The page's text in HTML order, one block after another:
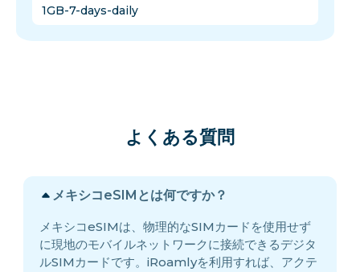
1GB-7-days-daily
よくある質問
メキシコeSIMとは何ですか？
メキシコeSIMは、物理的なSIMカードを使用せず
に現地のモバイルネットワークに接続できるデジタ
ルSIMカードです。iRoamlyを利用すれば、アクテ